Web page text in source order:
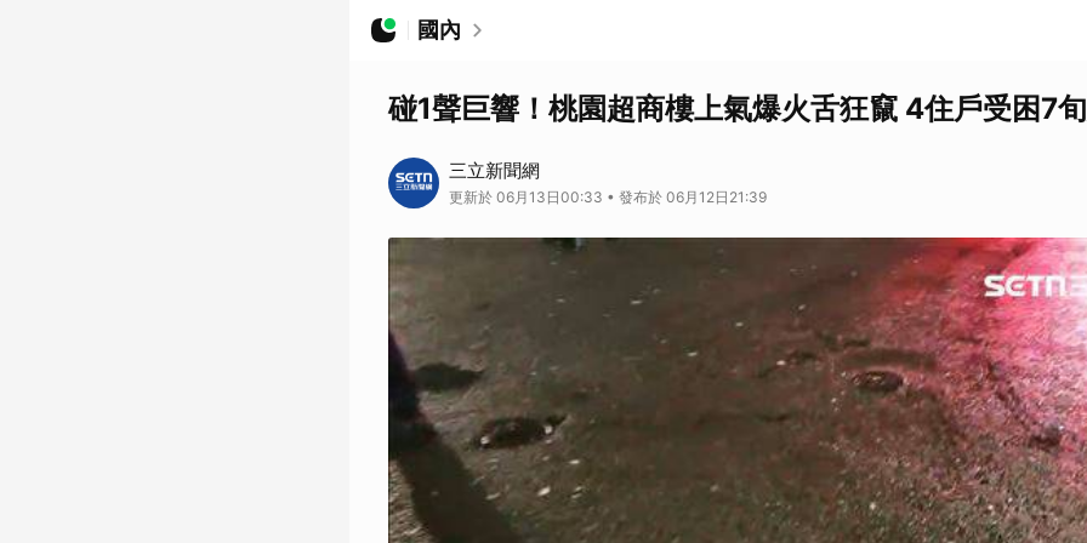
國內
碰1聲巨響！桃園超商樓上氣爆火舌狂竄 4住戶受困7
三立新聞網
更新於 06月13日00:33 • 發布於 06月12日21:39